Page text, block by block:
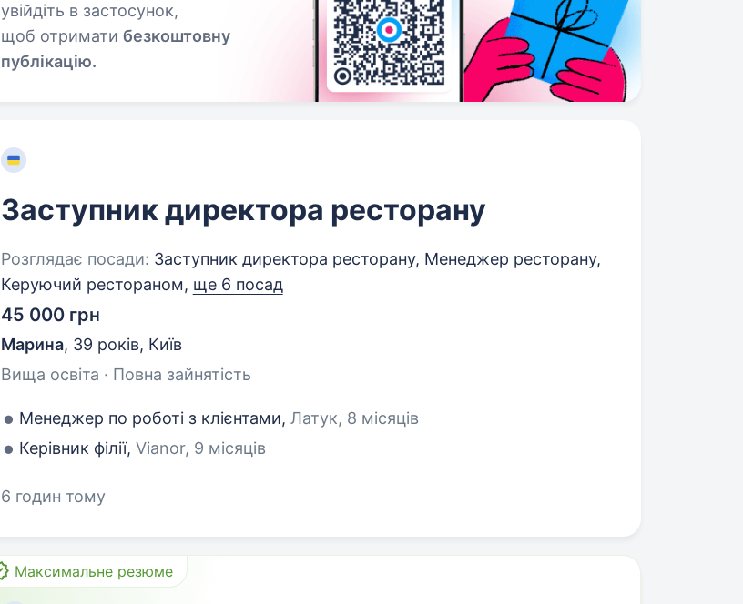
увійдіть в застосунок,
щоб отримати безкоштовну
публікацію.
Заступник директора ресторану
Розглядає посади: Заступник директора ресторану, Менеджер ресторану,
Керуючий рестораном, ще 6 посад
45 000 грн
Марина, 39 років, Київ
Вища освіта · Повна зайнятість
Менеджер по роботі з клієнтами, Латук, 8 місяців
Керівник філії, Vianor, 9 місяців
6 годин тому
Максимальне резюме